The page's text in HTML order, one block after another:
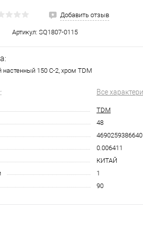
Добавить отзыв
Артикул: SQ1807-0115
настенный 150 С-2, хром TDM
Все
TDM
48
4690259386640
0.006411
КИТАЙ
1
90